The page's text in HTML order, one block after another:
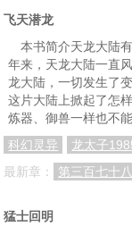
飞天潜龙
本书简介天龙大陆
年来，天龙大陆一直
龙大陆，一切发生了
这片大陆上掀起了怎
炼器、御兽一样也不
科幻灵异
龙太子
最新章：
第三百七十
猛士回明